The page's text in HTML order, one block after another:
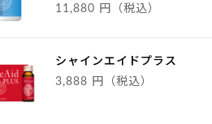
11,880 円（税込）
シャインエイドプラス
3,888 円（税込）